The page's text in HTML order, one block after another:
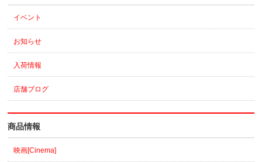
イベント
お知らせ
入荷情報
店舗ブログ
商品情報
映画[Cinema]